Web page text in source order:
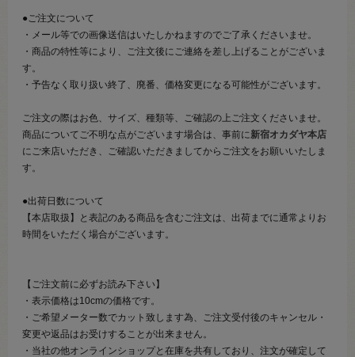
●ご注文について
・メール等での画像送信はいたしかねますのでご了承くださいませ。
・商品の特性等により、ご注文後にご連絡を差し上げることがございま
す。
・予告なく取り扱い終了、廃番、価格変更になる可能性がございます。
ご注文の際はお色、サイズ、種類等、ご確認の上ご注文くださいませ。
商品についてご不明な点がございます場合は、事前に新宿オカダヤ本店
にご来店いただき、ご確認いただきましてからご注文をお願いいたしま
す。
●出荷日数について
【本店取扱】と表記のある商品を含むご注文は、出荷までに通常よりお
時間をいただく場合がございます。
【ご注文前に必ずお読み下さい】
・表示価格は10cmの価格です。
・ご希望メーター数でカット致します為、ご注文受付後のキャンセル・
変更や返品はお受けすることが出来ません。
・当社の他オンラインショップと在庫を共有しており、注文が確定して